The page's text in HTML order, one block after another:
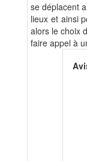
se déplacent
lieux et ainsi
alors le choix
faire appel à